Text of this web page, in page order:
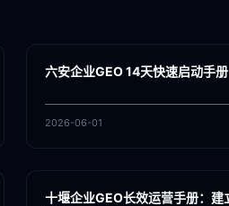
GEO
六安企业GEO 14天快速启动手册
2026-06-01
GEO
十堰企业GEO长效运营手册：